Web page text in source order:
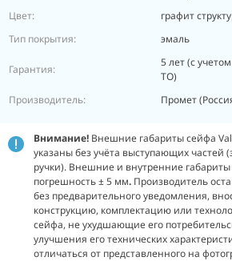
Цвет:
графит
Тип покрытия:
эмаль
Гарантия:
5 лет (с
ТО)
Производитель:
Промет
Внимание! Внешние габариты сейфа
указаны без учёта выступающих частей
ручки). Внешние и внутренние
погрешность ± 5 мм. Производитель
без предварительного уведомления,
конструкцию, комплектацию или
сейфа, не ухудшающие его
улучшения его технических
отличаться от представленного на